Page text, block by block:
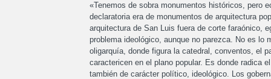
«Tenemos de sobra monumentos históricos, pero
declaratoria era de monumentos de arquitectura
arquitectura de San Luis fuera de corte faraónico,
problema ideológico, aunque no parezca. No es lo
oligarquía, donde figura la catedral, conventos, el
caractericen en el plano popular. Es donde radica
también de carácter político, ideológico. Los